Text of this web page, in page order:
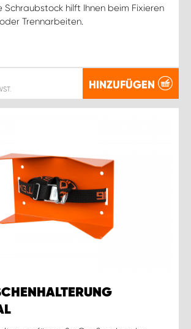
Schraubstock hilft Ihnen beim Fixieren
Trennarbeiten.
HINZUFÜGEN